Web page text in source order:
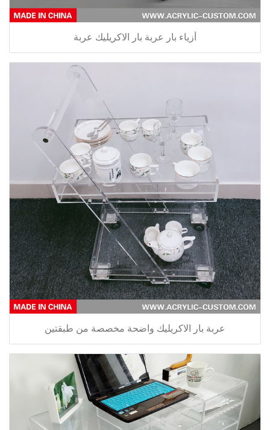
أزياء بار عربة بار الاكريليك عربة
عربة بار الاكريليك واضحة مخصصة من طبقتين